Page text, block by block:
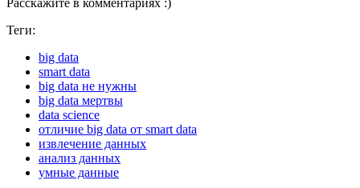
Расскажите в комментариях :)
Теги:
big data
smart data
big data не нужны
big data мертвы
data science
отличие big data от smart data
извлечение данных
анализ данных
умные данные